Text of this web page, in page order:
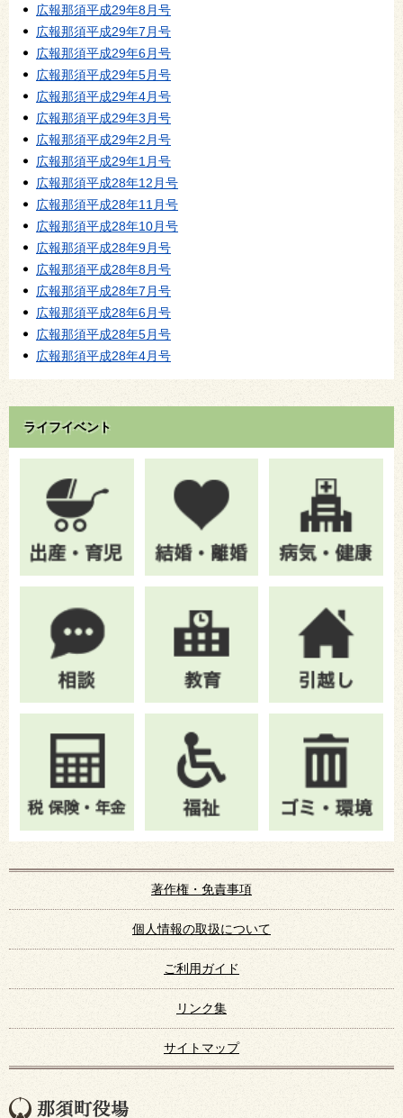
広報那須平成29年8月号
広報那須平成29年7月号
広報那須平成29年6月号
広報那須平成29年5月号
広報那須平成29年4月号
広報那須平成29年3月号
広報那須平成29年2月号
広報那須平成29年1月号
広報那須平成28年12月号
広報那須平成28年11月号
広報那須平成28年10月号
広報那須平成28年9月号
広報那須平成28年8月号
広報那須平成28年7月号
広報那須平成28年6月号
広報那須平成28年5月号
広報那須平成28年4月号
ライフイベント
著作権・免責事項
個人情報の取扱について
ご利用ガイド
リンク集
サイトマップ